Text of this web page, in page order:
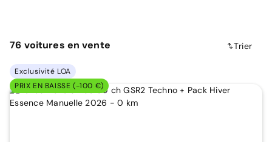
76 voitures en vente Trier
Exclusivité LOA
PRIX EN BAISSE (-100 €)